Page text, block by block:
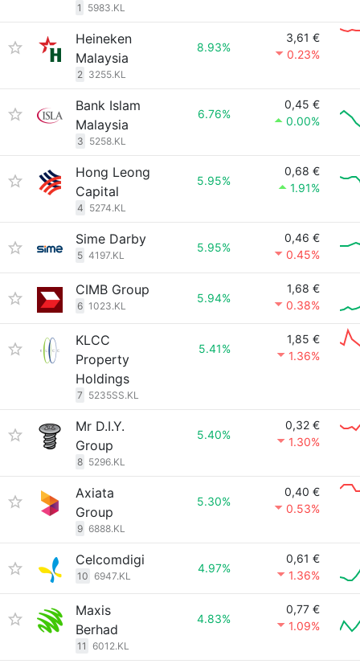
1 5983.KL
Heineken
Malaysia
2 3255.KL
8.93%
3,61 €
0.23%
Bank Islam
Malaysia
3 5258.KL
6.76%
0,45 €
0.00%
Hong Leong
Capital
4 5274.KL
5.95%
0,68 €
1.91%
Sime Darby
5 4197.KL
5.95%
0,46 €
0.45%
CIMB Group
6 1023.KL
5.94%
1,68 €
0.38%
KLCC
Property
Holdings
7 5235SS.KL
5.41%
1,85 €
1.36%
Mr D.I.Y.
Group
8 5296.KL
5.40%
0,32 €
1.30%
Axiata
Group
9 6888.KL
5.30%
0,40 €
0.53%
Celcomdigi
10 6947.KL
4.97%
0,61 €
1.36%
Maxis
Berhad
11 6012.KL
4.83%
0,77 €
1.09%